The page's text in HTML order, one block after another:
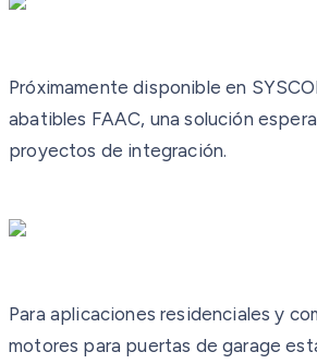
Próximamente disponible en
abatibles FAAC, una solución
proyectos de integración.
Para aplicaciones residenciales y
motores para puertas de garage